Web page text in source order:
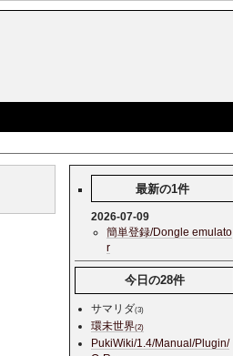
最新の1件
2026-07-09
簡単登録/Dongle emulato
r
今日の28件
サマリダ(3)
環未世界(2)
PukiWiki/1.4/Manual/Plugin/